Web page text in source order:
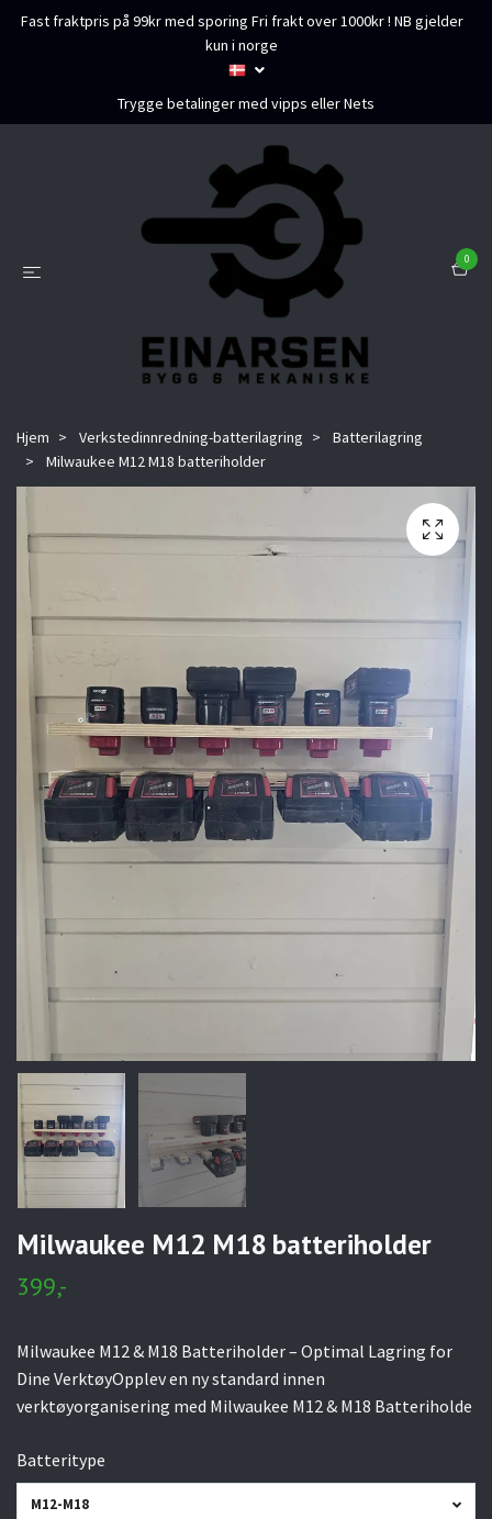
Fast fraktpris på 99kr med sporing Fri frakt over 1000kr ! NB gjelder
kun i norge
Trygge betalinger med vipps eller Nets
0
Hjem Verkstedinnredning-batterilagring
Batterilagring
Milwaukee M12 M18 batteriholder
Milwaukee M12 M18 batteriholder
399,-
Milwaukee M12 & M18 Batteriholder – Optimal Lagring for
Dine VerktøyOpplev en ny standard innen
verktøyorganisering med Milwaukee M12 & M18 Batteriholde
Batteritype
M12-M18